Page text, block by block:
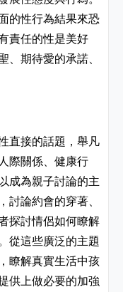
的性行為結果來恐
責任的性是美好
期待愛的承諾、
直接的話題，舉凡
際關係、健康行
成為親子討論的主
論約會的穿著、
探討情侶如何瞭解
從這些廣泛的主題
瞭解真實生活中孩
供上做必要的加強